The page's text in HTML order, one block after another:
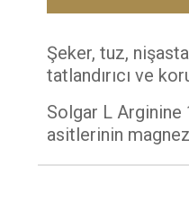
Şeker, tuz,
tatlandırıcı ve
Solgar L
asitlerinin